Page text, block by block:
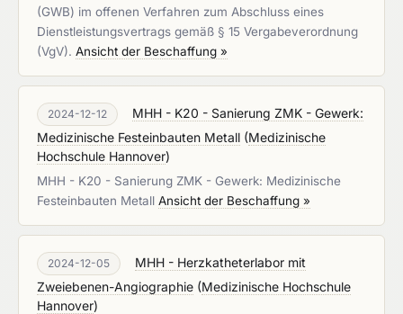
(GWB) im offenen Verfahren zum Abschluss eines
Dienstleistungsvertrags gemäß § 15 Vergabeverordnung
(VgV). Ansicht der Beschaffung »
2024-12-12
MHH - K20 - Sanierung ZMK - Gewerk:
Medizinische Festeinbauten Metall (Medizinische
Hochschule Hannover)
MHH - K20 - Sanierung ZMK - Gewerk: Medizinische
Festeinbauten Metall Ansicht der Beschaffung »
2024-12-05
MHH - Herzkatheterlabor mit
Zweiebenen-Angiographie (Medizinische Hochschule
Hannover)